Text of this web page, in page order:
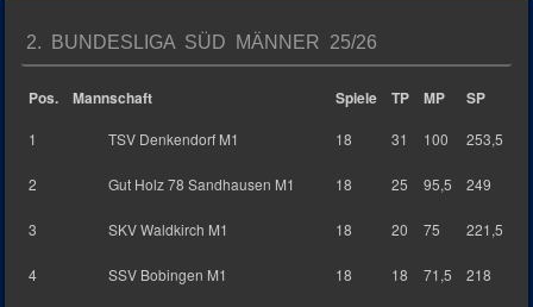
2. BUNDESLIGA SÜD MÄNNER 25/26
Pos. Mannschaft Spiele TP MP SP
1 TSV Denkendorf M1 18 31 100 253,5
2 Gut Holz 78 Sandhausen M1 18 25 95,5 249
3 SKV Waldkirch M1 18 20 75 221,5
4 SSV Bobingen M1 18 18 71,5 218